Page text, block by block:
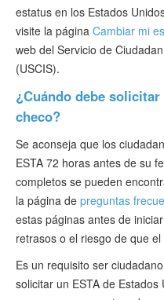
estatus en los Estados
visite la página Cambiar mi
web del Servicio de
(USCIS).
¿Cuándo debe
checo?
Se aconseja que los
ESTA 72 horas antes de su
completos se pueden
la página de preguntas
estas páginas antes de
retrasos o el riesgo de que
Es un requisito ser
solicitar un ESTA de